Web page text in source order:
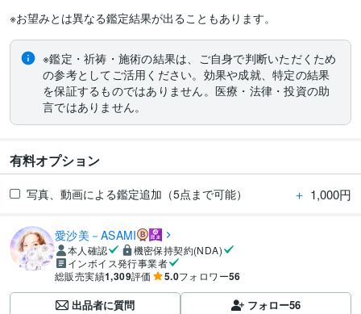
※お望みとは異なる鑑定結果が出ることもあります。
※鑑定・祈祷・施術の結果は、ご自身で判断いただくため
の参考としてご活用ください。効果や成就、特定の結果
を保証するものではありません。医療・法律・投資の助
言ではありません。
有料オプション
写真、動画による鑑定追加（5点まで可能） ＋ 1,000円
愛沙美－ASAMI
本人確認
機密保持契約(NDA)
インボイス発行事業者
総販売実績1,309評価 5.0フォロワー56
出品者に質問 フォロー56